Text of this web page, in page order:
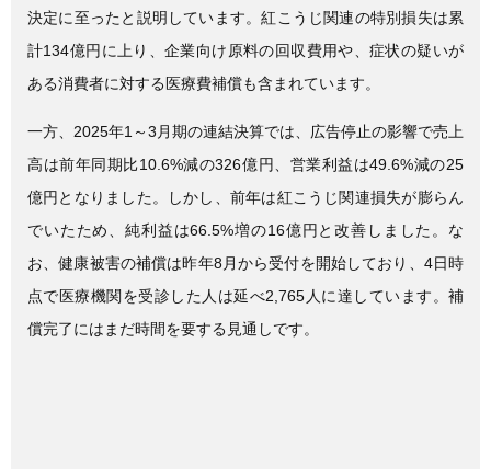
決定に至ったと説明しています。紅こうじ関連の特別損失は累
計134億円に上り、企業向け原料の回収費用や、症状の疑いが
ある消費者に対する医療費補償も含まれています。
一方、2025年1～3月期の連結決算では、広告停止の影響で売上
高は前年同期比10.6%減の326億円、営業利益は49.6%減の25
億円となりました。しかし、前年は紅こうじ関連損失が膨らん
でいたため、純利益は66.5%増の16億円と改善しました。な
お、健康被害の補償は昨年8月から受付を開始しており、4日時
点で医療機関を受診した人は延べ2,765人に達しています。補
償完了にはまだ時間を要する見通しです。